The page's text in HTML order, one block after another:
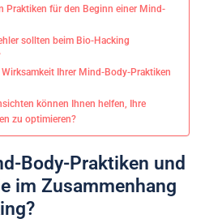
Praktiken für den Beginn einer Mind-
sollten beim Bio-Hacking
Ihrer Mind-Body-Praktiken
können Ihnen helfen, Ihre
zu optimieren?
Body-Praktiken und
im Zusammenhang